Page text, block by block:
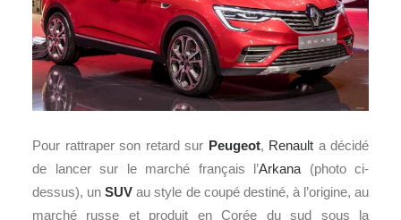
Pour rattraper son retard sur Peugeot, Renault a décidé
de lancer sur le marché français l’Arkana (photo ci-
dessus), unSUV au style de coupé destiné, à l’origine, au
marché russe et produit en Corée du sud sous la